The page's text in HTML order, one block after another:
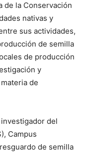
de la Conservación
nativas y
sus actividades,
de semilla
de producción
y
de
del
Campus
de semilla